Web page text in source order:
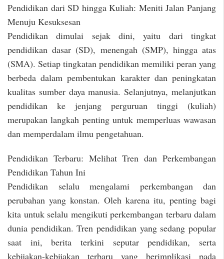
Pendidikan dari SD hingga Kuliah: Meniti Jalan Panjang
Menuju Kesuksesan
Pendidikan dimulai sejak dini, yaitu dari tingkat
pendidikan dasar (SD), menengah (SMP), hingga atas
(SMA). Setiap tingkatan pendidikan memiliki peran yang
berbeda dalam pembentukan karakter dan peningkatan
kualitas sumber daya manusia. Selanjutnya, melanjutkan
pendidikan ke jenjang perguruan tinggi (kuliah)
merupakan langkah penting untuk memperluas wawasan
dan memperdalam ilmu pengetahuan.
Pendidikan Terbaru: Melihat Tren dan Perkembangan
Pendidikan Tahun Ini
Pendidikan selalu mengalami perkembangan dan
perubahan yang konstan. Oleh karena itu, penting bagi
kita untuk selalu mengikuti perkembangan terbaru dalam
dunia pendidikan. Tren pendidikan yang sedang popular
saat ini, berita terkini seputar pendidikan, serta
kebijakan-kebijakan terbaru yang berimplikasi pada